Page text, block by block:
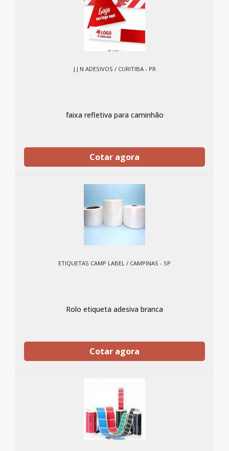
J J N ADESIVOS / CURITIBA - PR
faixa refletiva para caminhão
Cotar agora
ETIQUETAS CAMP LABEL / CAMPINAS - SP
Rolo etiqueta adesiva branca
Cotar agora